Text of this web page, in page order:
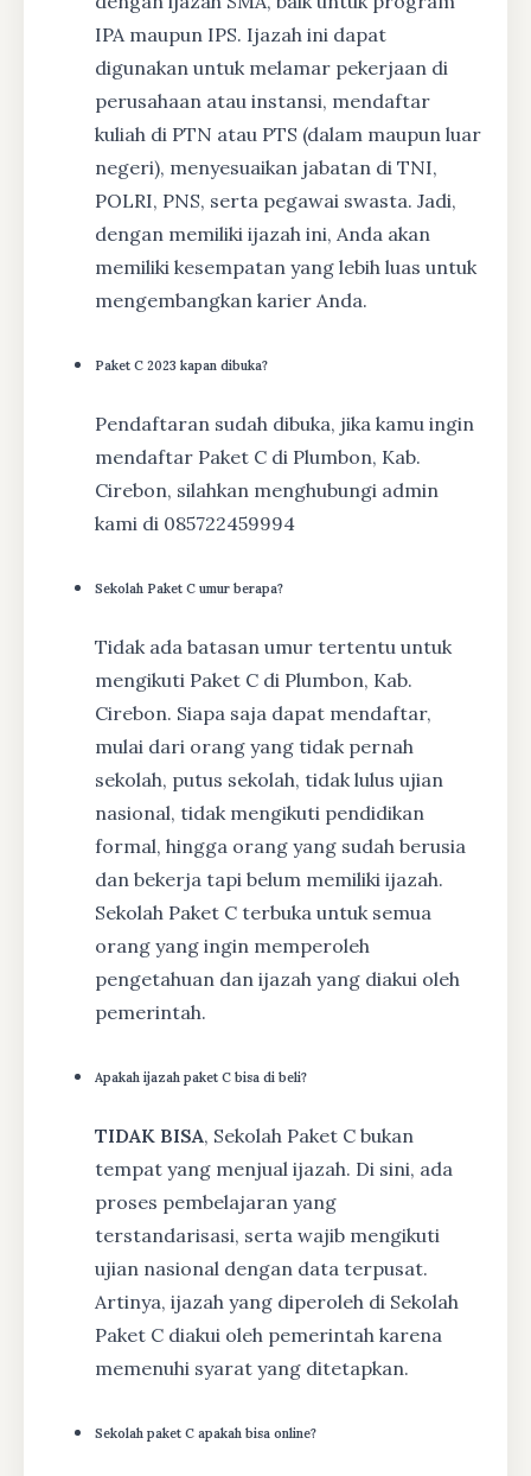
IPA maupun IPS. Ijazah ini dapat
digunakan untuk melamar pekerjaan di
perusahaan atau instansi, mendaftar
kuliah di PTN atau PTS (dalam maupun luar
negeri), menyesuaikan jabatan di TNI,
POLRI, PNS, serta pegawai swasta. Jadi,
dengan memiliki ijazah ini, Anda akan
memiliki kesempatan yang lebih luas untuk
mengembangkan karier Anda.
Paket C 2023 kapan dibuka?
Pendaftaran sudah dibuka, jika kamu ingin
mendaftar Paket C di Plumbon, Kab.
Cirebon, silahkan menghubungi admin
kami di 085722459994
Sekolah Paket C umur berapa?
Tidak ada batasan umur tertentu untuk
mengikuti Paket C di Plumbon, Kab.
Cirebon. Siapa saja dapat mendaftar,
mulai dari orang yang tidak pernah
sekolah, putus sekolah, tidak lulus ujian
nasional, tidak mengikuti pendidikan
formal, hingga orang yang sudah berusia
dan bekerja tapi belum memiliki ijazah.
Sekolah Paket C terbuka untuk semua
orang yang ingin memperoleh
pengetahuan dan ijazah yang diakui oleh
pemerintah.
Apakah ijazah paket C bisa di beli?
TIDAK BISA, Sekolah Paket C bukan
tempat yang menjual ijazah. Di sini, ada
proses pembelajaran yang
terstandarisasi, serta wajib mengikuti
ujian nasional dengan data terpusat.
Artinya, ijazah yang diperoleh di Sekolah
Paket C diakui oleh pemerintah karena
memenuhi syarat yang ditetapkan.
Sekolah paket C apakah bisa online?